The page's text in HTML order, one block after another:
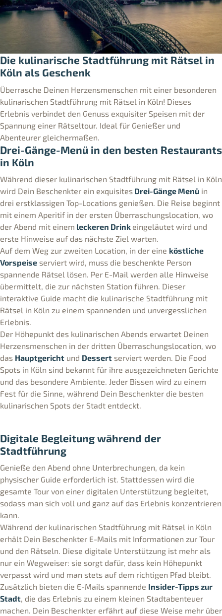
Die kulinarische Stadtführung mit Rätsel in
Köln als Geschenk
Überrasche Deinen Herzensmenschen mit einer besonderen
kulinarischen Stadtführung mit Rätsel in Köln! Dieses
Erlebnis verbindet den Genuss exquisiter Speisen mit der
Spannung einer Rätseltour. Ideal für Genießer und
Abenteurer gleichermaßen.
Drei-Gänge-Menü in den besten Restaurants
in Köln
Während dieser kulinarischen Stadtführung mit Rätsel in Köln
wird Dein Beschenkter ein exquisites Drei-Gänge Menü in
drei erstklassigen Top-Locations genießen. Die Reise beginnt
mit einem Aperitif in der ersten Überraschungslocation, wo
der Abend mit einem leckeren Drink eingeläutet wird und
erste Hinweise auf das nächste Ziel warten.
Auf dem Weg zur zweiten Location, in der eine köstliche
Vorspeise serviert wird, muss die beschenkte Person
spannende Rätsel lösen. Per E-Mail werden alle Hinweise
übermittelt, die zur nächsten Station führen. Dieser
interaktive Guide macht die kulinarische Stadtführung mit
Rätsel in Köln zu einem spannenden und unvergesslichen
Erlebnis.
Der Höhepunkt des kulinarischen Abends erwartet Deinen
Herzensmenschen in der dritten Überraschungslocation, wo
das Hauptgericht und Dessert serviert werden. Die Food
Spots in Köln sind bekannt für ihre ausgezeichneten Gerichte
und das besondere Ambiente. Jeder Bissen wird zu einem
Fest für die Sinne, während Dein Beschenkter die besten
kulinarischen Spots der Stadt entdeckt.
Digitale Begleitung während der
Stadtführung
Genieße den Abend ohne Unterbrechungen, da kein
physischer Guide erforderlich ist. Stattdessen wird die
gesamte Tour von einer digitalen Unterstützung begleitet,
sodass man sich voll und ganz auf das Erlebnis konzentrieren
kann.
Während der kulinarischen Stadtführung mit Rätsel in Köln
erhält Dein Beschenkter E-Mails mit Informationen zur Tour
und den Rätseln. Diese digitale Unterstützung ist mehr als
nur ein Wegweiser: sie sorgt dafür, dass kein Höhepunkt
verpasst wird und man stets auf dem richtigen Pfad bleibt.
Zusätzlich bieten die E-Mails spannende Insider-Tipps zur
Stadt, die das Erlebnis zu einem kleinen Stadtabenteuer
machen. Dein Beschenkter erfährt auf diese Weise mehr über